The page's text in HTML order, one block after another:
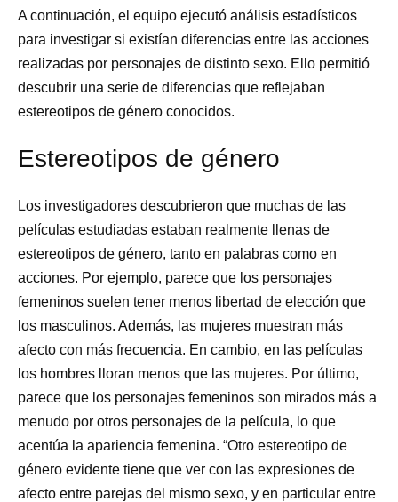
A continuación, el equipo ejecutó análisis estadísticos
para investigar si existían diferencias entre las acciones
realizadas por personajes de distinto sexo. Ello permitió
descubrir una serie de diferencias que reflejaban
estereotipos de género conocidos.
Estereotipos de género
Los investigadores descubrieron que muchas de las
películas estudiadas estaban realmente llenas de
estereotipos de género, tanto en palabras como en
acciones. Por ejemplo, parece que los personajes
femeninos suelen tener menos libertad de elección que
los masculinos. Además, las mujeres muestran más
afecto con más frecuencia. En cambio, en las películas
los hombres lloran menos que las mujeres. Por último,
parece que los personajes femeninos son mirados más a
menudo por otros personajes de la película, lo que
acentúa la apariencia femenina. “Otro estereotipo de
género evidente tiene que ver con las expresiones de
afecto entre parejas del mismo sexo, y en particular entre